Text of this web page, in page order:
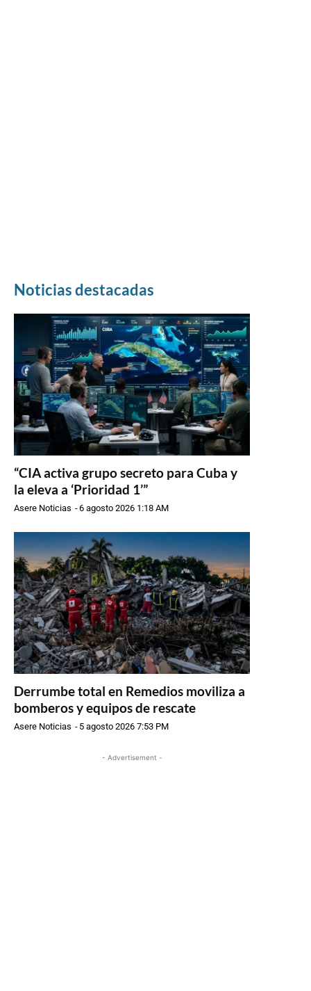
Noticias destacadas
“CIA activa grupo secreto para Cuba y
la eleva a ‘Prioridad 1’”
Asere Noticias -6 agosto 2026 1:18 AM
Derrumbe total en Remedios moviliza a
bomberos y equipos de rescate
Asere Noticias - 5 agosto 2026 7:53 PM
- Advertisement -